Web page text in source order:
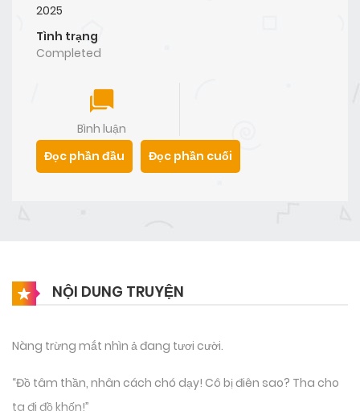
2025
Tình trạng
Completed
Bình luận
Đọc phần đầu
Đọc phần cuối
NỘI DUNG TRUYỆN
Nàng trừng mắt nhìn ả đang tươi cười.
“Đồ tâm thần, nhân cách chó dạy! Cô bị điên sao? Tha cho
ta đi đồ khốn!”